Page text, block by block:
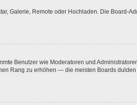
Galerie, Remote oder Hochladen. Die Board-
Benutzer wie Moderatoren und
Rang zu erhöhen — die meisten Boards